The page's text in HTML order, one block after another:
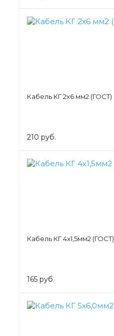
Кабель КГ 2х6 мм2 (ГОСТ)
210 руб.
Кабель КГ 4х1,5мм2 (ГОСТ)
165 руб.